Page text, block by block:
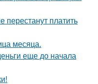
платить
месяца.
еще до начала